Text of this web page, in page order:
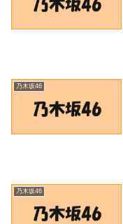
乃木坂46
乃木坂46